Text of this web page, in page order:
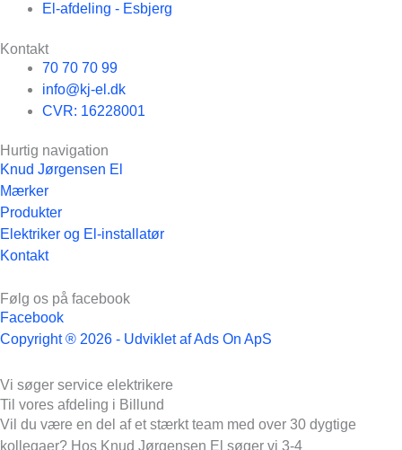
El-afdeling - Esbjerg
Kontakt
70 70 70 99
info@kj-el.dk
CVR: 16228001
Hurtig navigation
Knud Jørgensen El
Mærker
Produkter
Elektriker og El-installatør
Kontakt
Følg os på facebook
Facebook
Copyright ® 2026 - Udviklet af Ads On ApS
Vi søger service elektrikere
Til vores afdeling i Billund
Vil du være en del af et stærkt team med over 30 dygtige
kollegaer? Hos Knud Jørgensen El søger vi 3-4